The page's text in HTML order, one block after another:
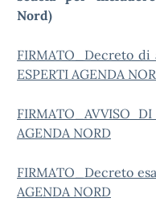
Nord)
FIRMATO_Decreto di
ESPERTI AGENDA
FIRMATO_AVVISO
AGENDA NORD
FIRMATO_Decreto
AGENDA NORD